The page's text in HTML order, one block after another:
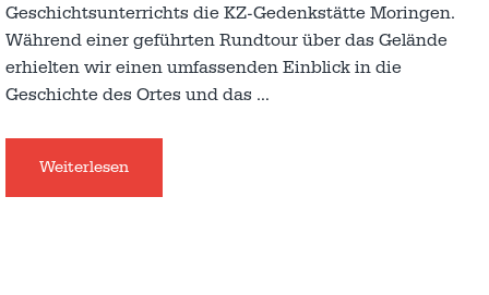
Geschichtsunterrichts die KZ-Gedenkstätte Moringen.
Während einer geführten Rundtour über das Gelände
erhielten wir einen umfassenden Einblick in die
Geschichte des Ortes und das …
Weiterlesen